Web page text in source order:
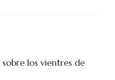
los vientres de